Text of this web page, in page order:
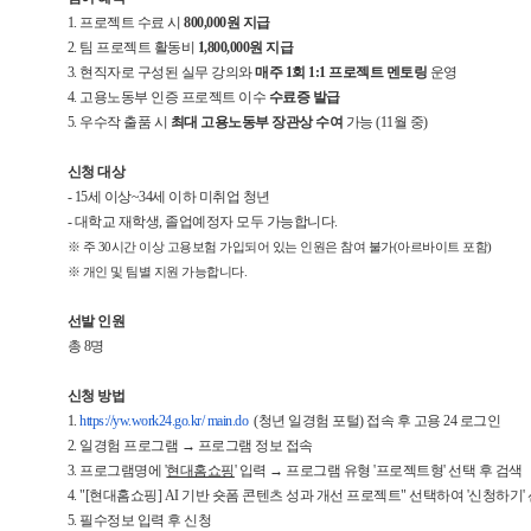
1. 프로젝트 수료 시800,000원 지급
2. 팀 프로젝트 활동비 1,800,000원 지급
3. 현직자로 구성된 실무 강의와매주 1회 1:1 프로젝트 멘토링 운영
4. 고용노동부 인증 프로젝트 이수 수료증 발급
5. 우수작 출품 시 최대 고용노동부 장관상 수여 가능 (11월 중)
신청 대상
- 15세 이상~34세 이하 미취업 청년
- 대학교 재학생, 졸업예정자 모두 가능합니다.
※ 주 30시간 이상 고용보험 가입되어 있는 인원은 참여 불가(아르바이트 포함)
※ 개인 및 팀별 지원 가능합니다.
선발 인원
총 8명
신청 방법
1.https://yw.work24.go.kr/ main.do (청년 일경험 포털) 접속 후 고용 24 로그인
2. 일경험 프로그램 → 프로그램 정보 접속
3. 프로그램명에 '현대홈쇼핑' 입력 → 프로그램 유형 '프로젝트형' 선택 후 검색
4. "[현대홈쇼핑] AI 기반 숏폼 콘텐츠 성과 개선 프로젝트" 선택하여 '신청하기'
5. 필수정보 입력 후 신청